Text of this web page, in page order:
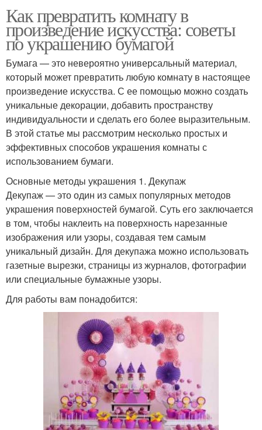
Как превратить комнату в
произведение искусства: советы
по украшению бумагой
Бумага — это невероятно универсальный материал,
который может превратить любую комнату в настоящее
произведение искусства. С ее помощью можно создать
уникальные декорации, добавить пространству
индивидуальности и сделать его более выразительным.
В этой статье мы рассмотрим несколько простых и
эффективных способов украшения комнаты с
использованием бумаги.
Основные методы украшения 1. Декупаж
Декупаж — это один из самых популярных методов
украшения поверхностей бумагой. Суть его заключается
в том, чтобы наклеить на поверхность нарезанные
изображения или узоры, создавая тем самым
уникальный дизайн. Для декупажа можно использовать
газетные вырезки, страницы из журналов, фотографии
или специальные бумажные узоры.
Для работы вам понадобится: